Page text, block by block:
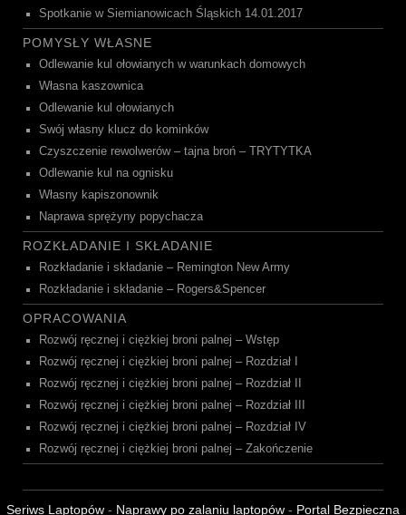
Spotkanie w Siemianowicach Śląskich 14.01.2017
POMYSŁY WŁASNE
Odlewanie kul ołowianych w warunkach domowych
Własna kaszownica
Odlewanie kul ołowianych
Swój własny klucz do kominków
Czyszczenie rewolwerów – tajna broń – TRYTYTKA
Odlewanie kul na ognisku
Własny kapiszonownik
Naprawa sprężyny popychacza
ROZKŁADANIE I SKŁADANIE
Rozkładanie i składanie – Remington New Army
Rozkładanie i składanie – Rogers&Spencer
OPRACOWANIA
Rozwój ręcznej i ciężkiej broni palnej – Wstęp
Rozwój ręcznej i ciężkiej broni palnej – Rozdział I
Rozwój ręcznej i ciężkiej broni palnej – Rozdział II
Rozwój ręcznej i ciężkiej broni palnej – Rozdział III
Rozwój ręcznej i ciężkiej broni palnej – Rozdział IV
Rozwój ręcznej i ciężkiej broni palnej – Zakończenie
Seriws Laptopów - Naprawy po zalaniu laptopów - Portal Bezpieczna